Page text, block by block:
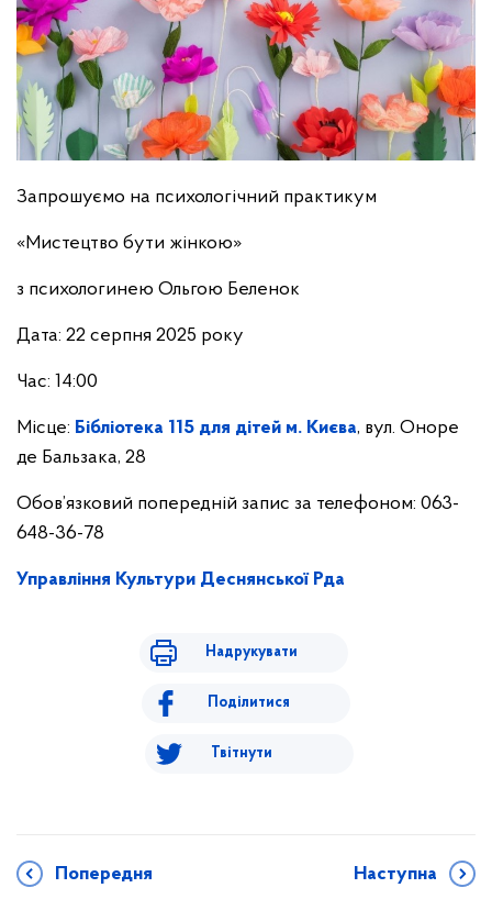
Запрошуємо на психологічний практикум
«Мистецтво бути жінкою»
з психологинею Ольгою Беленок
Дата: 22 серпня 2025 року
Час: 14:00
Місце: Бібліотека 115 для дітей м. Києва, вул. Оноре
де Бальзака, 28
Обов’язковий попередній запис за телефоном: 063-
648-36-78
Управління Культури Деснянської Рда
Надрукувати
Поділитися
Твітнути
Попередня Наступна